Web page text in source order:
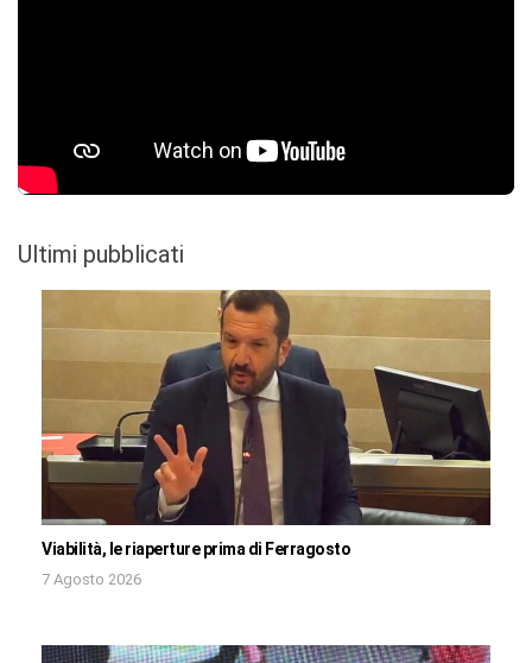
Ultimi pubblicati
Viabilità, le riaperture prima di Ferragosto
7 Agosto 2026